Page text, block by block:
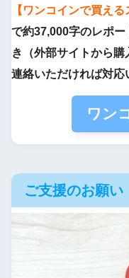
【ワンコインで買え
で約37,000字のレポ
き（外部サイトから
連絡いただければ対応
ワン
ご支援のお願い